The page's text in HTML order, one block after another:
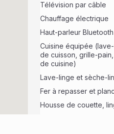
Télévision par câble
Chauffage électrique
Haut-parleur Bluetooth
Cuisine équipée
de cuisson, grille-
de cuisine)
Lave-linge et sèche-
Fer à repasser et
Housse de couette,